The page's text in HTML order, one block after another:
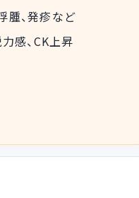
腫、発疹など
力感、CK上昇